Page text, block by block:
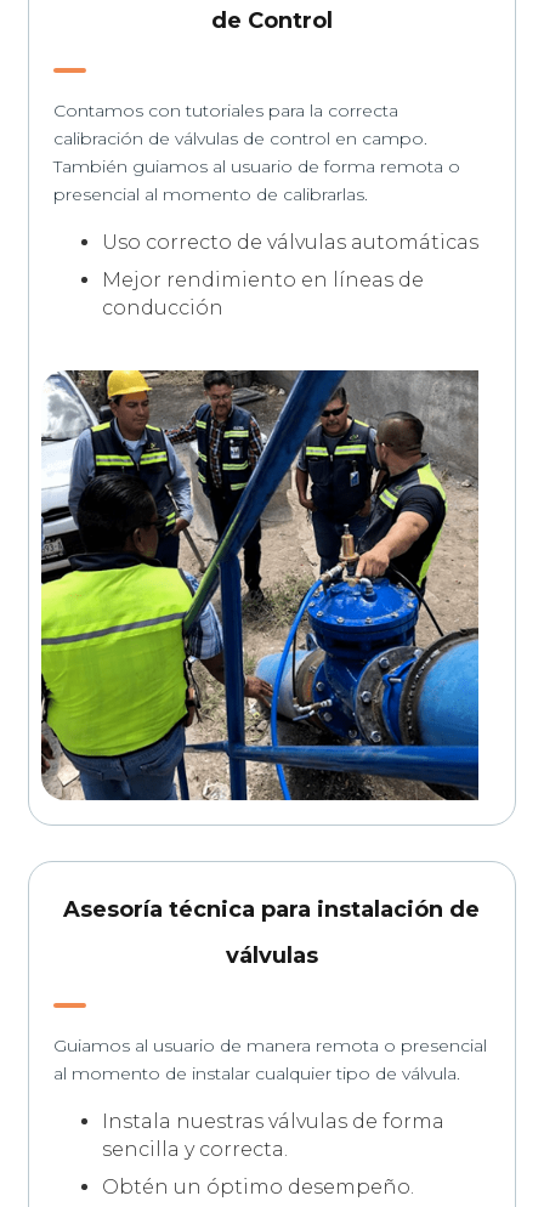
de Control
Contamos con tutoriales para la correcta
calibración de válvulas de control en campo.
También guiamos al usuario de forma remota o
presencial al momento de calibrarlas.
Uso correcto de válvulas automáticas
Mejor rendimiento en líneas de
conducción
Asesoría técnica para instalación de
válvulas
Guiamos al usuario de manera remota o presencial
al momento de instalar cualquier tipo de válvula.
Instala nuestras válvulas de forma
sencilla y correcta.
Obtén un óptimo desempeño.